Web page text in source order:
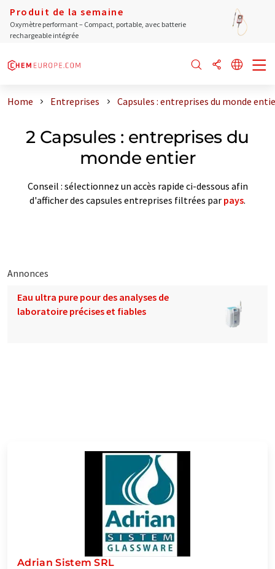
Produit de la semaine
Oxymètre performant – Compact, portable, avec batterie
rechargeable intégrée
Home Entreprises Capsules : entreprises du monde
2 Capsules : entreprises du
monde entier
Conseil : sélectionnez un accès rapide ci-dessous afin
d'afficher des capsules entreprises filtrées par pays.
Annonces
Eau ultra pure pour des analyses de
laboratoire précises et fiables
Adrian Sistem SRL